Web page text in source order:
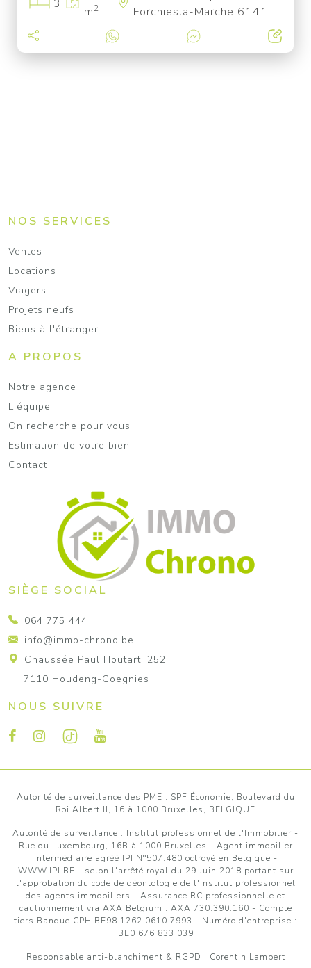
3
m2
Forchiesla-Marche 6141
NOS SERVICES
Ventes
Locations
Viagers
Projets neufs
Biens à l'étranger
A PROPOS
Notre agence
L'équipe
On recherche pour vous
Estimation de votre bien
Contact
SIÈGE SOCIAL
064 775 444
info@immo-chrono.be
Chaussée Paul Houtart, 252
7110 Houdeng-Goegnies
NOUS SUIVRE
Autorité de surveillance des PME : SPF Économie, Boulevard du
Roi Albert II, 16 à 1000 Bruxelles, BELGIQUE
Autorité de surveillance : Institut professionnel de l'Immobilier -
Rue du Luxembourg, 16B à 1000 Bruxelles - Agent immobilier
intermédiaire agréé IPI N°507.480 octroyé en Belgique -
WWW.IPI.BE - selon l'arrêté royal du 29 Juin 2018 portant sur
l'approbation du code de déontologie de l'Institut professionnel
des agents immobiliers - Assurance RC professionnelle et
cautionnement via AXA Belgium : AXA 730.390.160 - Compte
tiers Banque CPH BE98 1262 0610 7993 - Numéro d'entreprise :
BE0 676 833 039
Responsable anti-blanchiment & RGPD : Corentin Lambert